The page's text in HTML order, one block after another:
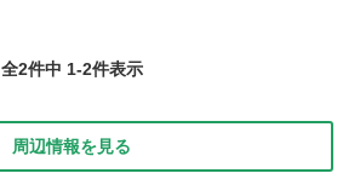
全2件中 1-2件表示
周辺情報を見る